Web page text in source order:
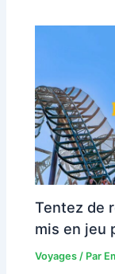
Tentez de
mis en jeu
Voyages / Par